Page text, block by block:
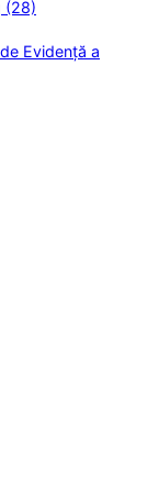
(28)
Evidență a